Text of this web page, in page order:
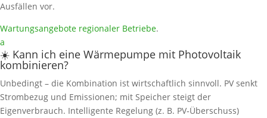
Ausfällen vor.
Wartungsangebote regionaler Betriebe.
a
☀️ Kann ich eine Wärmepumpe mit Photovoltaik
kombinieren?
Unbedingt – die Kombination ist wirtschaftlich sinnvoll. PV senkt
Strombezug und Emissionen; mit Speicher steigt der
Eigenverbrauch. Intelligente Regelung (z. B. PV‑Überschuss)